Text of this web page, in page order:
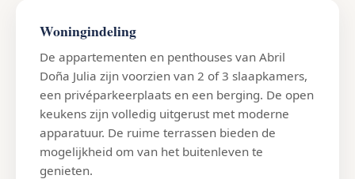
Woningindeling
De appartementen en penthouses van Abril
Doña Julia zijn voorzien van 2 of 3 slaapkamers,
een privéparkeerplaats en een berging. De open
keukens zijn volledig uitgerust met moderne
apparatuur. De ruime terrassen bieden de
mogelijkheid om van het buitenleven te
genieten.